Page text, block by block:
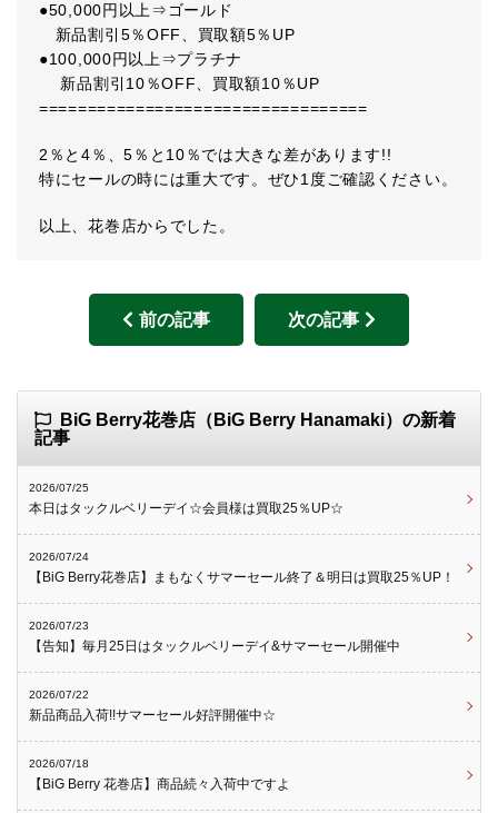
●50,000円以上⇒ゴールド
新品割引5％OFF、買取額5％UP
●100,000円以上⇒プラチナ
新品割引10％OFF、買取額10％UP
==================================
2％と4％、5％と10％では大きな差があります!!
特にセールの時には重大です。ぜひ1度ご確認ください。
以上、花巻店からでした。
前の記事 次の記事
BiG Berry花巻店（BiG Berry Hanamaki）の新着
記事
2026/07/25
本日はタックルベリーデイ☆会員様は買取25％UP☆
2026/07/24
【BiG Berry花巻店】まもなくサマーセール終了＆明日は買取25％UP！
2026/07/23
【告知】毎月25日はタックルベリーデイ&サマーセール開催中
2026/07/22
新品商品入荷!!サマーセール好評開催中☆
2026/07/18
【BiG Berry 花巻店】商品続々入荷中ですよ